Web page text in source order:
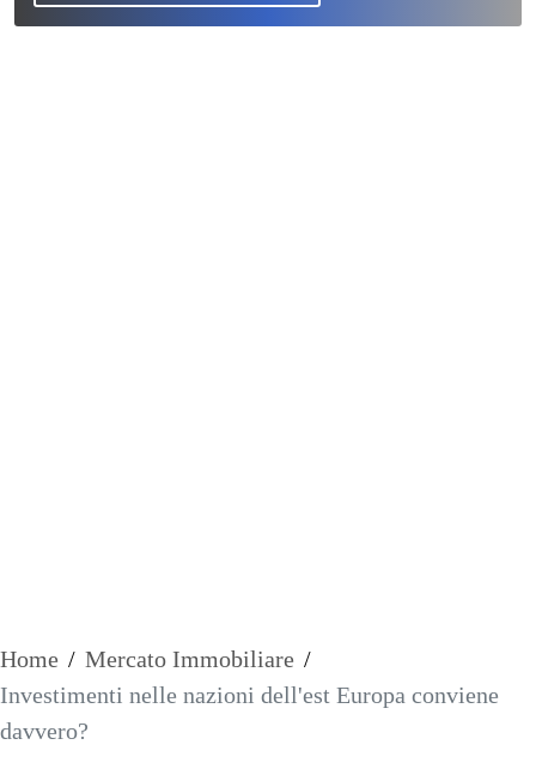
Home / Mercato Immobiliare /
Investimenti nelle nazioni dell'est Europa conviene
davvero?